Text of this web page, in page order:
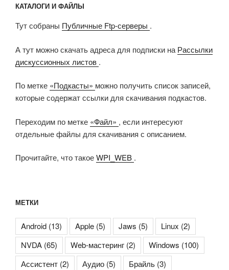
КАТАЛОГИ И ФАЙЛЫ
Тут собраны Публичные Ftp-серверы .
А тут можно скачать адреса для подписки на Рассылки
дискуссионных листов .
По метке «Подкасты» можно получить список записей,
которые содержат ссылки для скачивания подкастов.
Переходим по метке «Файл» , если интересуют
отдельные файлы для скачивания с описанием.
Прочитайте, что такоеWPI_WEB .
МЕТКИ
Android (13) Apple (5) Jaws (5) Linux (2)
NVDA (65) Web-мастеринг (2) Windows (100)
Ассистент (2) Аудио (5) Брайль (3)